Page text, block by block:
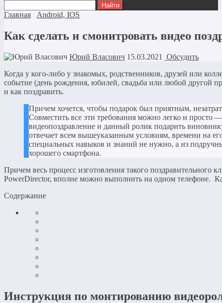
Главная Android, IOS
Как сделать и смонитровать видео
Юрий Власович 15.03.2021
Обсудить
Когда у кого-либо у знакомых, родственников, друзей или
событие (день рождения, юбилей, свадьба или любой другой
и как поздравить.
Причем хочется, чтобы подарок был приятным,
Совместить все эти требования можно легко и просто —
видеопоздравление и данный ролик подарить
отвечает всем вышеуказанным условиям, времени на
специальных навыков и знаний не нужно, а из
хорошего смартфона.
Причем весь процесс изготовления такого поздравительного
PowerDirector, вполне можно выполнить на одном телефоне.
Содержание
Инструкция по монтированию